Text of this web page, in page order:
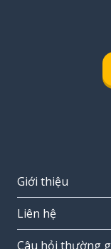
Giới thiệu
Liên hệ
Câu hỏi thường